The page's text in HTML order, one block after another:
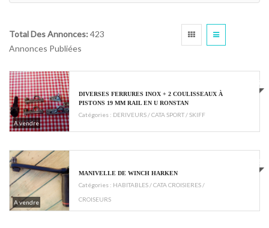
Total Des Annonces: 423
Annonces Publiées
A vendre
€19
DIVERSES FERRURES INOX + 2 COULISSEAUX À
PISTONS 19 MM RAIL EN U RONSTAN
Catégories : DERIVEURS / CATA SPORT / SKIFF
A vendre
€45
MANIVELLE DE WINCH HARKEN
Catégories : HABITABLES / CATA CROISIERES /
CROISEURS